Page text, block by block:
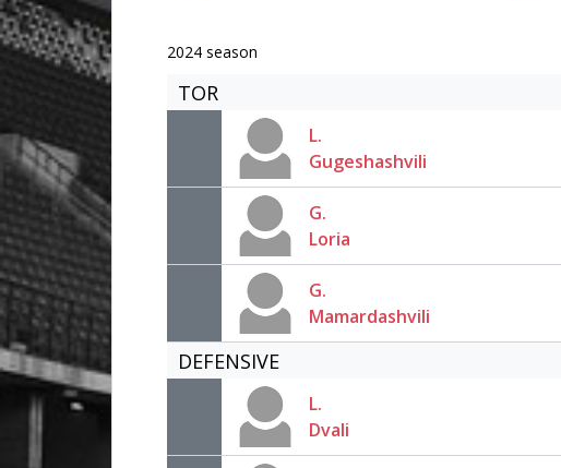
2024 season
TOR
L.
Gugeshashvili
G.
Loria
G.
Mamardashvili
DEFENSIVE
L.
Dvali